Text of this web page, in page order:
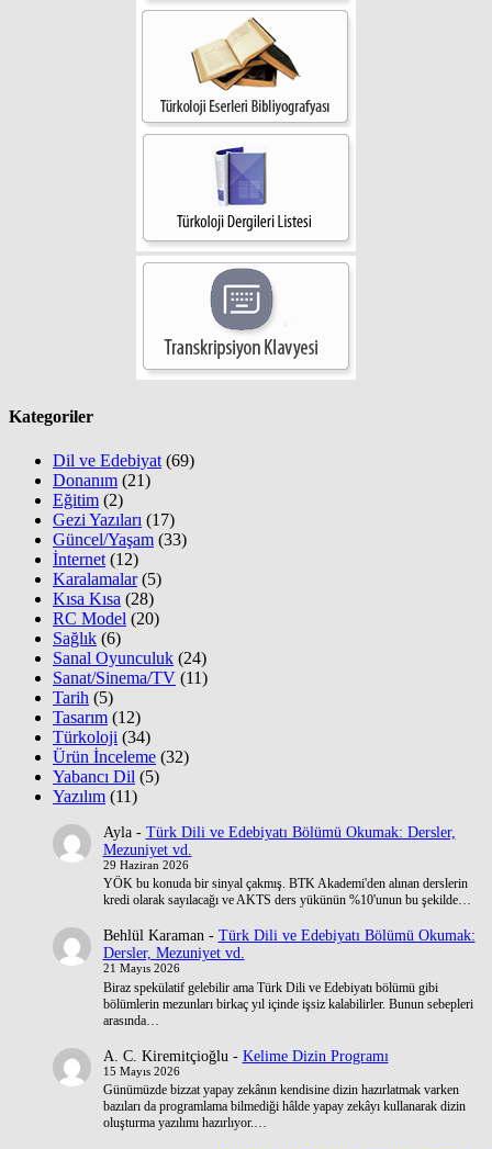
Kategoriler
Dil ve Edebiyat (69)
Donanım (21)
Eğitim (2)
Gezi Yazıları (17)
Güncel/Yaşam (33)
İnternet (12)
Karalamalar(5)
Kısa Kısa (28)
RC Model (20)
Sağlık (6)
Sanal Oyunculuk (24)
Sanat/Sinema/TV (11)
Tarih (5)
Tasarım (12)
Türkoloji (34)
Ürün İnceleme (32)
Yabancı Dil (5)
Yazılım (11)
Ayla- Türk Dili ve Edebiyatı Bölümü Okumak: Dersler,
Mezuniyet vd.
29 Haziran 2026
YÖK bu konuda bir sinyal çakmış. BTK Akademi'den alınan derslerin
kredi olarak sayılacağı ve AKTS ders yükünün %10'unun bu şekilde…
Behlül Karaman- Türk Dili ve Edebiyatı Bölümü Okumak:
Dersler, Mezuniyet vd.
21 Mayıs 2026
Biraz spekülatif gelebilir ama Türk Dili ve Edebiyatı bölümü gibi
bölümlerin mezunları birkaç yıl içinde işsiz kalabilirler. Bunun sebepleri
arasında…
A. C. Kiremitçioğlu - Kelime Dizin Programı
15 Mayıs 2026
Günümüzde bizzat yapay zekânın kendisine dizin hazırlatmak varken
bazıları da programlama bilmediği hâlde yapay zekâyı kullanarak dizin
oluşturma yazılımı hazırlıyor.…